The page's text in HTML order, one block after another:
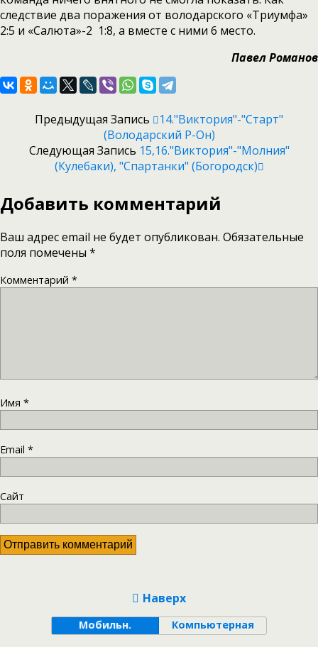
следствие два поражения от володарского «Триумфа»
2:5 и «Салюта»-2 1:8, а вместе с ними 6 место.
Павел Романов
Предыдущая Запись
14."Виктория"-"Старт"
(Володарский Р-Он)
Следующая Запись 15,16."Виктория"-"Молния"
(Кулебаки), "Спартанки" (Богородск)
Добавить комментарий
Ваш адрес email не будет опубликован. Обязательные
поля помечены *
Комментарий *
Имя *
Email *
Сайт
Наверх
Мобильн. Компьютерная